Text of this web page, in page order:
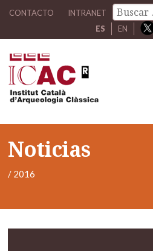
CONTACTO INTRANET
ES
EN
Noticias
/ 2016